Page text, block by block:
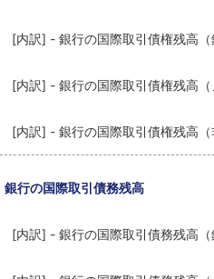
[内訳] - 銀行の国際取引債権残高（
[内訳] - 銀行の国際取引債権残高（
[内訳] - 銀行の国際取引債権残高（
銀行の国際取引債務残高
[内訳] - 銀行の国際取引債務残高（